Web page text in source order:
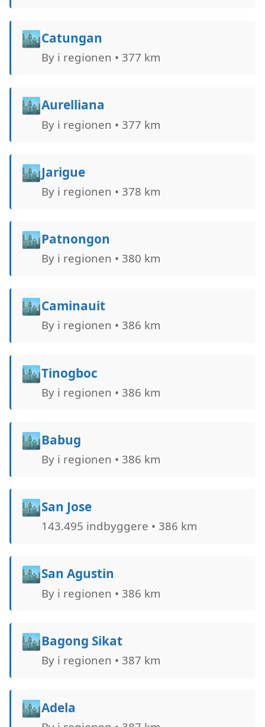
🏙️Catungan
By i regionen • 377 km
🏙️Aurelliana
By i regionen • 377 km
🏙️Jarigue
By i regionen • 378 km
🏙️Patnongon
By i regionen • 380 km
🏙️Caminauit
By i regionen • 386 km
🏙️Tinogboc
By i regionen • 386 km
🏙️Babug
By i regionen • 386 km
🏙️San Jose
143.495 indbyggere • 386 km
🏙️San Agustin
By i regionen • 386 km
🏙️Bagong Sikat
By i regionen • 387 km
🏙️Adela